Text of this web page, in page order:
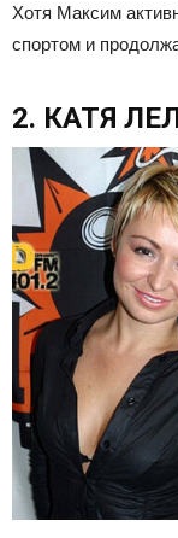
Хотя Максим
спортом и
2. КАТЯ